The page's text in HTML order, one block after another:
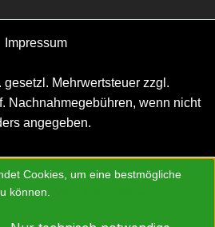
Impressum
Mehrwertsteuer zzgl.
Nachnahmegebühren, wenn nicht
angegeben.
Cookies, um eine bestmögliche
können.